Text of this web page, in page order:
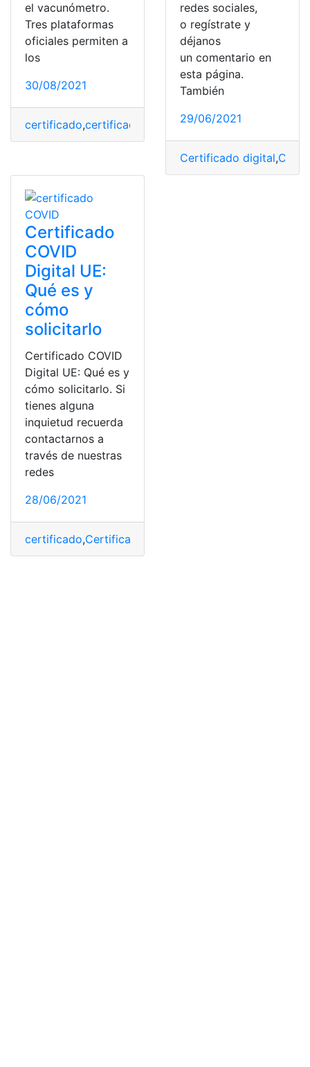
el vacunómetro.
Tres plataformas
oficiales permiten a
los
30/08/2021
certificado,certificado de vacunación,Certificado
redes sociales,
o regístrate y
déjanos
un comentario en
esta página.
También
29/06/2021
Certificado digital,
Certificado
COVID
Digital UE:
Qué es y
cómo
solicitarlo
Certificado COVID
Digital UE: Qué es y
cómo solicitarlo. Si
tienes alguna
inquietud recuerda
contactarnos a
través de nuestras
redes
28/06/2021
certificado,Certificado digital